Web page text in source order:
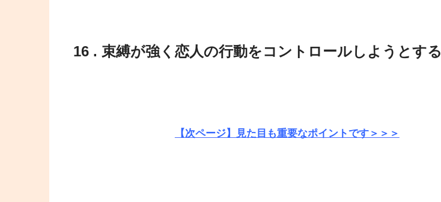
16 . 束縛が強く恋人の行動をコントロールしようとする
【次ページ】見た目も重要なポイントです＞＞＞